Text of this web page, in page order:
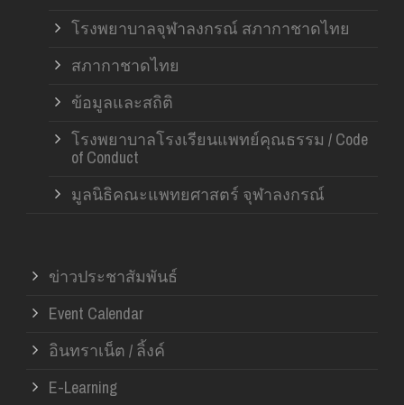
โรงพยาบาลจุฬาลงกรณ์ สภากาชาดไทย
สภากาชาดไทย
ข้อมูลและสถิติ
โรงพยาบาลโรงเรียนแพทย์คุณธรรม / Code
of Conduct
มูลนิธิคณะแพทยศาสตร์ จุฬาลงกรณ์
ข่าวประชาสัมพันธ์
Event Calendar
อินทราเน็ต / ลิ้งค์
E-Learning